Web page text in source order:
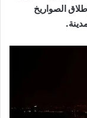
الصواريخ